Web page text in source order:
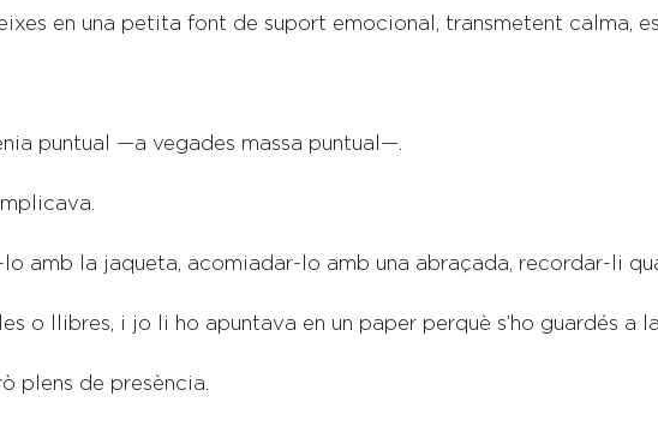
en una petita font de suport emocional, transmetent calma,
puntual —a vegades massa puntual—.
lo amb la jaqueta, acomiadar-lo amb una abraçada, recordar-li
o llibres, i jo li ho apuntava en un paper perquè s’ho guardés a
plens de presència.